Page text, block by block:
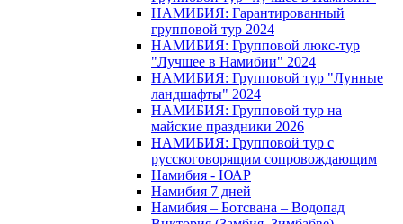
НАМИБИЯ: Гарантированный
групповой тур 2024
НАМИБИЯ: Групповой люкс-тур
"Лучшее в Намибии" 2024
НАМИБИЯ: Групповой тур "Лунные
ландшафты" 2024
НАМИБИЯ: Групповой тур на
майские праздники 2026
НАМИБИЯ: Групповой тур с
русскоговорящим сопровождающим
Намибия - ЮАР
Намибия 7 дней
Намибия – Ботсвана – Водопад